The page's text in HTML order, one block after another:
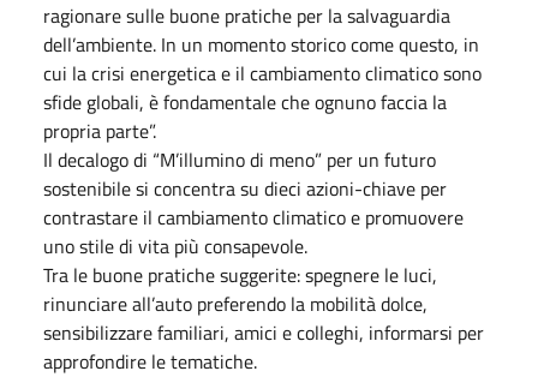
ragionare sulle buone pratiche per la salvaguardia
dell’ambiente. In un momento storico come questo, in
cui la crisi energetica e il cambiamento climatico sono
sfide globali, è fondamentale che ognuno faccia la
propria parte”.
Il decalogo di “M’illumino di meno” per un futuro
sostenibile si concentra su dieci azioni-chiave per
contrastare il cambiamento climatico e promuovere
uno stile di vita più consapevole.
Tra le buone pratiche suggerite: spegnere le luci,
rinunciare all’auto preferendo la mobilità dolce,
sensibilizzare familiari, amici e colleghi, informarsi per
approfondire le tematiche.